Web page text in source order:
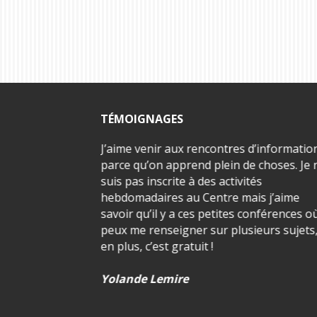
TÉMOIGNAGES
J’aime venir aux rencontres
parce qu’on apprend plein de choses. Je
suis pas inscrite à des activités
hebdomadaires au Centre mais j’aime
savoir qu’il y a ces petites conférences
peux me renseigner sur plusieurs sujets,
en plus, c’est gratuit !
Yolande Lemire